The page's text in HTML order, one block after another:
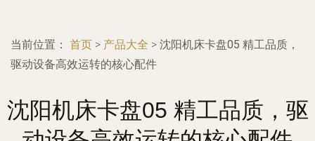
当前位置： 首页 > 产品大全 > 沈阳机床卡盘05 精工品质，
驱动设备高效运转的核心配件
沈阳机床卡盘05 精工品质，驱